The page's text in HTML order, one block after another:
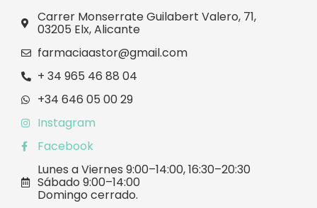
Carrer Monserrate Guilabert Valero, 71,
03205 Elx, Alicante
farmaciaastor@gmail.com
+ 34 965 46 88 04
+34 646 05 00 29
Instagram
Facebook
Lunes a Viernes 9:00–14:00, 16:30–20:30
Sábado 9:00–14:00
Domingo cerrado.